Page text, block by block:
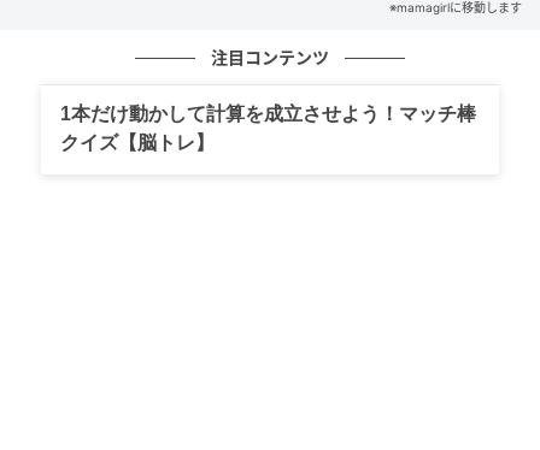
※mamagirlに移動します
注目コンテンツ
1本だけ動かして計算を成立させよう！マッチ棒
クイズ【脳トレ】